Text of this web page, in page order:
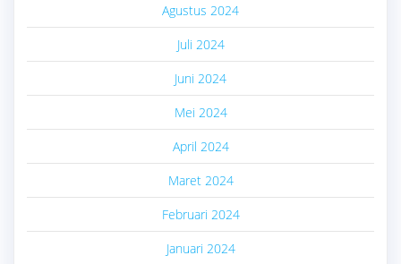
Agustus 2024
Juli 2024
Juni 2024
Mei 2024
April 2024
Maret 2024
Februari 2024
Januari 2024